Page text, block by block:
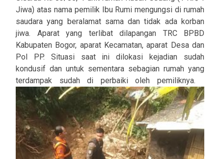
Jiwa) atas nama pemilik Ibu Rumi mengungsi di rumah
saudara yang beralamat sama dan tidak ada korban
jiwa. Aparat yang terlibat dilapangan TRC BPBD
Kabupaten Bogor, aparat Kecamatan, aparat Desa dan
Pol PP. Situasi saat ini dilokasi kejadian sudah
kondusif dan untuk sementara sebagian rumah yang
terdampak sudah di perbaiki oleh pemiliknya.